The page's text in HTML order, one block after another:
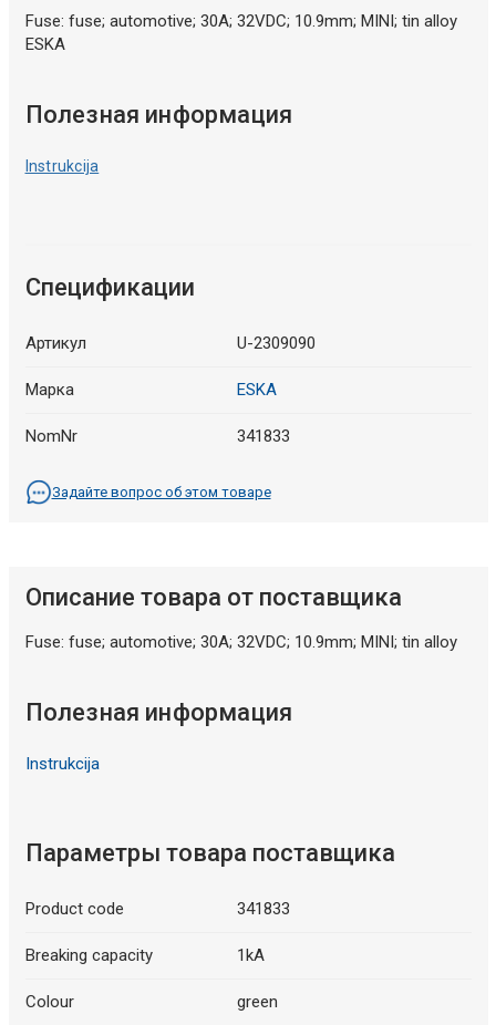
Fuse: fuse; automotive; 30A; 32VDC; 10.9mm; MINI; tin alloy
ESKA
Полезная информация
Instrukcija
Спецификации
Артикул U-2309090
Марка ESKA
NomNr 341833
Задайте вопрос об этом товаре
Описание товара от поставщика
Fuse: fuse; automotive; 30A; 32VDC; 10.9mm; MINI; tin alloy
Полезная информация
Instrukcija
Параметры товара поставщика
Product code 341833
Breaking capacity 1kA
Colour green